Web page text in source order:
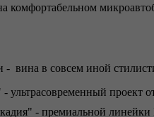
комфортабельном
вина в совсем иной
проект
- премиальной линейки